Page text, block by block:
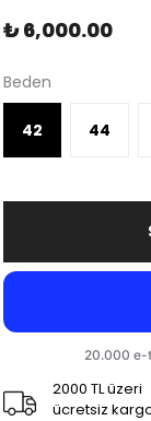
₺ 6,000.00
Beden
42 44
2000 TL üzeri
ücretsiz